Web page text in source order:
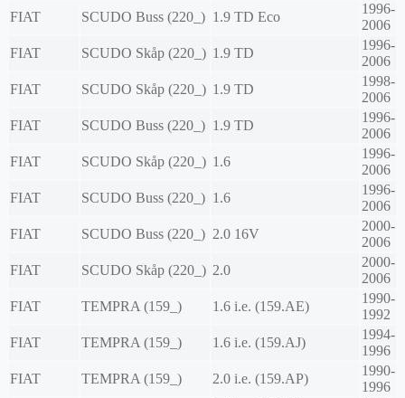
FIAT
SCUDO Buss (220_) 1.9 TD Eco
1996-
2006
FIAT
SCUDO Skåp (220_) 1.9 TD
1996-
2006
FIAT
SCUDO Skåp (220_) 1.9 TD
1998-
2006
FIAT
SCUDO Buss (220_) 1.9 TD
1996-
2006
FIAT
SCUDO Skåp (220_) 1.6
1996-
2006
FIAT
SCUDO Buss (220_) 1.6
1996-
2006
FIAT
SCUDO Buss (220_) 2.0 16V
2000-
2006
FIAT
SCUDO Skåp (220_) 2.0
2000-
2006
FIAT
TEMPRA (159_) 1.6 i.e. (159.AE)
1990-
1992
FIAT
TEMPRA (159_) 1.6 i.e. (159.AJ)
1994-
1996
FIAT
TEMPRA (159_) 2.0 i.e. (159.AP)
1990-
1996